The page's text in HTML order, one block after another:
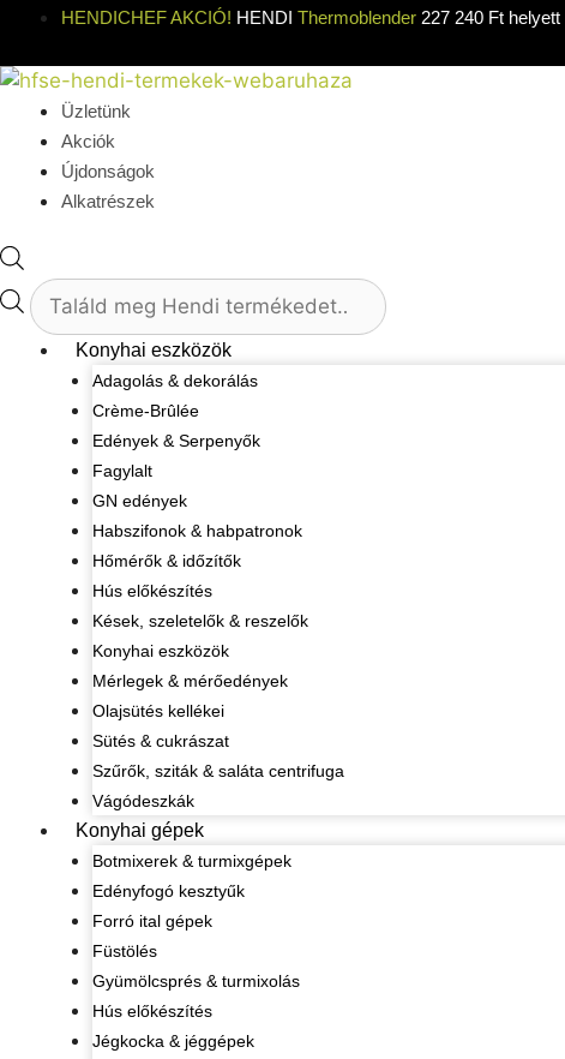
Kilépés
tartalomba
HENDICHEF AKCIÓ! HENDI Thermoblender 227 240 Ft helyett
Üzletünk
Akciók
Újdonságok
Alkatrészek
Products
search
Konyhai eszközök
Adagolás & dekorálás
Crème-Brûlée
Edények & Serpenyők
Fagylalt
GN edények
Habszifonok & habpatronok
Hőmérők & időzítők
Hús előkészítés
Kések, szeletelők & reszelők
Konyhai eszközök
Mérlegek & mérőedények
Olajsütés kellékei
Sütés & cukrászat
Szűrők, sziták & saláta centrifuga
Vágódeszkák
Konyhai gépek
Botmixerek & turmixgépek
Edényfogó kesztyűk
Forró ital gépek
Füstölés
Gyümölcsprés & turmixolás
Hús előkészítés
Jégkocka & jéggépek